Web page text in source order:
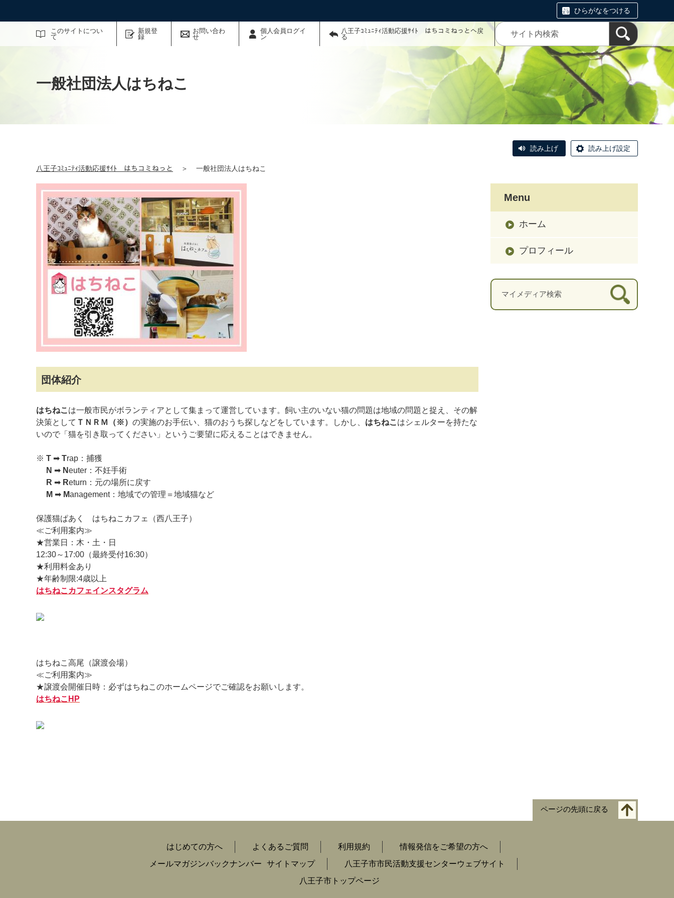
ひらがなをつける
このサイトについ
て
新規登
録
お問い合わ
せ
個人会員ログイ
ン
八王子ｺﾐｭﾆﾃｨ活動応援ｻｲﾄ はちコミねっとへ戻
る
サイト内検索
一般社団法人はちねこ
読み上げ 読み上げ設定
八王子ｺﾐｭﾆﾃｨ活動応援ｻｲﾄ はちコミねっと ＞ 一般社団法人はちねこ
団体紹介
はちねこ は一般市民がボランティアとして集まって運営しています。飼い主のいない猫の問題は地域の問題と捉え、その解
決策として ＴＮＲＭ（※） の実施のお手伝い、猫のおうち探しなどをしています。しかし、 はちねこ はシェルターを持たな
いので「猫を引き取ってください」というご要望に応えることはできません。
※ T ➡ Trap：捕獲
N ➡ Neuter：不妊手術
R ➡ Return：元の場所に戻す
M ➡ Management：地域での管理＝地域猫など
保護猫ぱあく はちねこカフェ（西八王子）
≪ご利用案内≫
★営業日：木・土・日
12:30～17:00（最終受付16:30）
★利用料金あり
★年齢制限:4歳以上
はちねこカフェインスタグラム
はちねこ高尾（譲渡会場）
≪ご利用案内≫
★譲渡会開催日時：必ずはちねこのホームページでご確認をお願いします。
はちねこHP
Menu
ホーム
プロフィール
マイメディア検索
ページの先頭に戻る
はじめての方へ よくあるご質問 利用規約
情報発信をご希望の方へ
メールマガジンバックナンバー
サイトマップ
八王子市市民活動支援センターウェブサイト
八王子市トップページ